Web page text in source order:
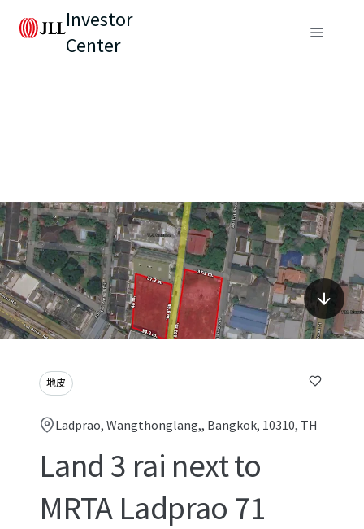
Investor
Center
地皮
Ladprao, Wangthonglang,, Bangkok, 10310, TH
Land 3 rai next to
MRTA Ladprao 71